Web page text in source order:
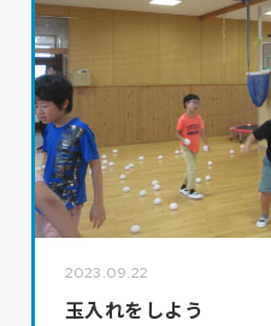
2023.09.22
玉入れをしよう